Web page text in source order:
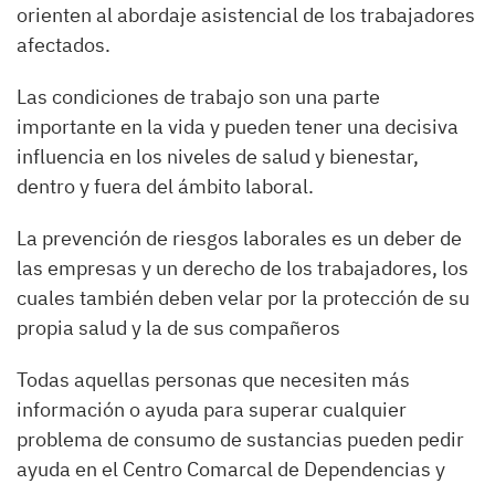
orienten al abordaje asistencial de los trabajadores
afectados.
Las condiciones de trabajo son una parte
importante en la vida y pueden tener una decisiva
influencia en los niveles de salud y bienestar,
dentro y fuera del ámbito laboral.
La prevención de riesgos laborales es un deber de
las empresas y un derecho de los trabajadores, los
cuales también deben velar por la protección de su
propia salud y la de sus compañeros
Todas aquellas personas que necesiten más
información o ayuda para superar cualquier
problema de consumo de sustancias pueden pedir
ayuda en el Centro Comarcal de Dependencias y